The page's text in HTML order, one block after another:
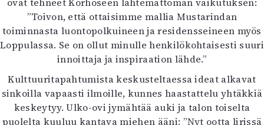
”Toivon, että ottaisimme mallia Mustarindan
toiminnasta luontopolkuineen ja residensseineen myös
Loppulassa. Se on ollut minulle henkilökohtaisesti suuri
innoittaja ja inspiraation lähde.”
Kulttuuritapahtumista keskusteltaessa ideat alkavat
sinkoilla vapaasti ilmoille, kunnes haastattelu yhtäkkiä
keskeytyy. Ulko-ovi jymähtää auki ja talon toiselta
puolelta kuuluu kantava miehen ääni: ”Nyt ootta lirissä